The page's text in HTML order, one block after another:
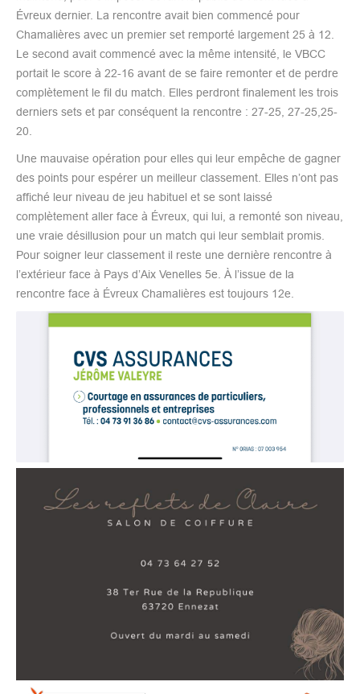
Évreux dernier. La rencontre avait bien commencé pour
Chamalières avec un premier set remporté largement 25 à 12.
Le second avait commencé avec la même intensité, le VBCC
portait le score à 22-16 avant de se faire remonter et de perdre
complètement le fil du match. Elles perdront finalement les trois
derniers sets et par conséquent la rencontre : 27-25, 27-25,25-
20.
Une mauvaise opération pour elles qui leur empêche de gagner
des points pour espérer un meilleur classement. Elles n’ont pas
affiché leur niveau de jeu habituel et se sont laissé
complètement aller face à Évreux, qui lui, a remonté son niveau,
une vraie désillusion pour un match qui leur semblait promis.
Pour soigner leur classement il reste une dernière rencontre à
l’extérieur face à Pays d’Aix Venelles 5e. À l’issue de la
rencontre face à Évreux Chamalières est toujours 12e.